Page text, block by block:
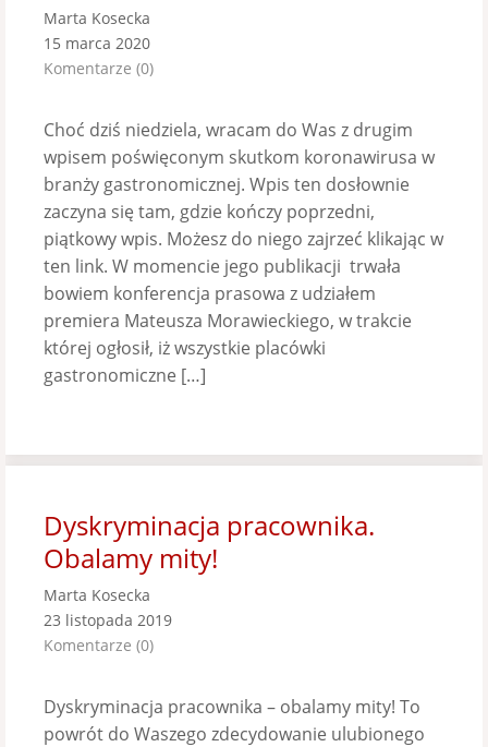
Marta Kosecka
15 marca 2020
Komentarze (0)
Choć dziś niedziela, wracam do Was z drugim
wpisem poświęconym skutkom koronawirusa w
branży gastronomicznej. Wpis ten dosłownie
zaczyna się tam, gdzie kończy poprzedni,
piątkowy wpis. Możesz do niego zajrzeć klikając w
ten link. W momencie jego publikacji trwała
bowiem konferencja prasowa z udziałem
premiera Mateusza Morawieckiego, w trakcie
której ogłosił, iż wszystkie placówki
gastronomiczne […]
Dyskryminacja pracownika.
Obalamy mity!
Marta Kosecka
23 listopada 2019
Komentarze (0)
Dyskryminacja pracownika – obalamy mity! To
powrót do Waszego zdecydowanie ulubionego